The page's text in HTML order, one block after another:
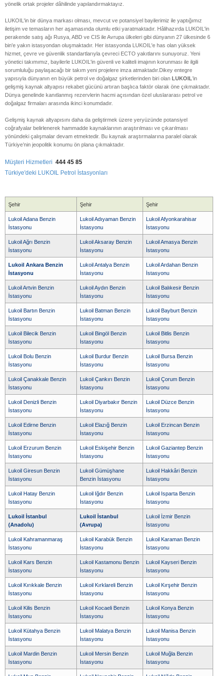
yönelik ortak projeler dâhilinde yapılandırmaktayız.
LUKOIL'in bir dünya markası olması, mevcut ve potansiyel bayilerimiz ile yaptığımız
iletişim ve temasların her aşamasında olumlu etki yaratmaktadır. Hâlihazırda LUKOIL'in
perakende satış ağı Rusya, ABD ve CIS ile Avrupa ülkeleri gibi dünyanın 27 ülkesinde 6
bin'e yakın istasyondan oluşmaktadır. Her istasyonda LUKOIL'e has olan yüksek
hizmet, çevre ve güvenlik standartlarıyla çevreci ECTO yakıtlarını sunuyoruz. Yeni
yönetici takımımız, bayilerle LUKOIL'in güvenli ve kaliteli imajının korunması ile ilgili
sorumluluğu paylaşacağı bir takım yeni projelere imza atmaktadır. Dikey entegre
yapısıyla dünyanın en büyük petrol ve doğalgaz şirketlerinden biri olan LUKOIL’in
gelişmiş kaynak altyapısı rekabet gücünü artıran başlıca faktör olarak öne çıkmaktadır.
Dünya genelinde kanıtlanmış rezervlerin hacmi açısından özel uluslararası petrol ve
doğalgaz firmaları arasında ikinci konumdadır.
Gelişmiş kaynak altyapısını daha da geliştirmek üzere yeryüzünde potansiyel
coğrafyalar belirlenerek hammadde kaynaklarının araştırılması ve çıkarılması
yönündeki çalışmalar devam etmektedir. Bu kaynak araştırmalarına paralel olarak
Türkiye’nin jeopolitik konumu ön plana çıkmaktadır.
Müşteri Hizmetleri 444 45 85
Türkiye'deki LUKOIL Petrol İstasyonları
Şehir Şehir Şehir
Lukoil Adana Benzin
İstasyonu
Lukoil Adıyaman Benzin
İstasyonu
Lukoil Afyonkarahisar
İstasyonu
Lukoil Ağrı Benzin
İstasyonu
Lukoil Aksaray Benzin
İstasyonu
Lukoil Amasya Benzin
İstasyonu
Lukoil Ankara Benzin
İstasyonu
Lukoil Antalya Benzin
İstasyonu
Lukoil Ardahan Benzin
İstasyonu
Lukoil Artvin Benzin
İstasyonu
Lukoil Aydın Benzin
İstasyonu
Lukoil Balıkesir Benzin
İstasyonu
Lukoil Bartın Benzin
İstasyonu
Lukoil Batman Benzin
İstasyonu
Lukoil Bayburt Benzin
İstasyonu
Lukoil Bilecik Benzin
İstasyonu
Lukoil Bingöl Benzin
İstasyonu
Lukoil Bitlis Benzin
İstasyonu
Lukoil Bolu Benzin
İstasyonu
Lukoil Burdur Benzin
İstasyonu
Lukoil Bursa Benzin
İstasyonu
Lukoil Çanakkale Benzin
İstasyonu
Lukoil Çankırı Benzin
İstasyonu
Lukoil Çorum Benzin
İstasyonu
Lukoil Denizli Benzin
İstasyonu
Lukoil Diyarbakır Benzin
İstasyonu
Lukoil Düzce Benzin
İstasyonu
Lukoil Edirne Benzin
İstasyonu
Lukoil Elazığ Benzin
İstasyonu
Lukoil Erzincan Benzin
İstasyonu
Lukoil Erzurum Benzin
İstasyonu
Lukoil Eskişehir Benzin
İstasyonu
Lukoil Gaziantep Benzin
İstasyonu
Lukoil Giresun Benzin
İstasyonu
Lukoil Gümüşhane
Benzin İstasyonu
Lukoil Hakkâri Benzin
İstasyonu
Lukoil Hatay Benzin
İstasyonu
Lukoil Iğdır Benzin
İstasyonu
Lukoil Isparta Benzin
İstasyonu
Lukoil İstanbul
(Anadolu)
Lukoil İstanbul
(Avrupa)
Lukoil İzmir Benzin
İstasyonu
Lukoil Kahramanmaraş
İstasyonu
Lukoil Karabük Benzin
İstasyonu
Lukoil Karaman Benzin
İstasyonu
Lukoil Kars Benzin
İstasyonu
Lukoil Kastamonu Benzin
İstasyonu
Lukoil Kayseri Benzin
İstasyonu
Lukoil Kırıkkale Benzin
İstasyonu
Lukoil Kırklareli Benzin
İstasyonu
Lukoil Kırşehir Benzin
İstasyonu
Lukoil Kilis Benzin
İstasyonu
Lukoil Kocaeli Benzin
İstasyonu
Lukoil Konya Benzin
İstasyonu
Lukoil Kütahya Benzin
İstasyonu
Lukoil Malatya Benzin
İstasyonu
Lukoil Manisa Benzin
İstasyonu
Lukoil Mardin Benzin
İstasyonu
Lukoil Mersin Benzin
İstasyonu
Lukoil Muğla Benzin
İstasyonu